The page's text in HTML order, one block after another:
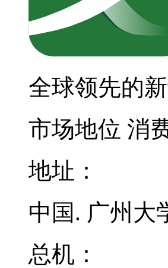
全球领先的
市场地位 消
地址：
中国. 广州大
总机：